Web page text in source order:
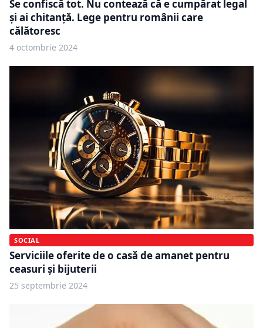
Se confiscă tot. Nu contează că e cumpărat legal
și ai chitanță. Lege pentru românii care
călătoresc
4 octombrie 2024
SOCIAL
Serviciile oferite de o casă de amanet pentru
ceasuri și bijuterii
25 septembrie 2024